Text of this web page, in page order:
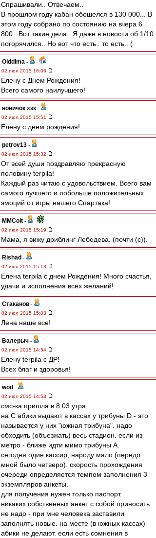
Спрашивали.. Отвечаем..
В прошлом году кабан обошелся в 130 000... В
этом году собрано по состоянию на вчера 6
800.. Вот такие дела.. Я даже в новости об 1/10
погорячился.. Но вот что есть.. то есть.. (
Olddima -
02 июл 2015 16:06
Елену с Днем Рождения!
Всего самого наилучшего!
новичок хзк -
02 июл 2015 15:51
Елену с днем рождения!
petrov13 -
02 июл 2015 15:32
От всей души поздравляю прекрасную
половину terpila!
Каждый раз читаю с удовольствием. Всего вам
самого лучшего и побольше положительных
эмоций от игры нашего Спартака!
MMColt -
02 июл 2015 15:19
Мама, я вижу дриблинг Лебедева. (почти (с)).
Rishad -
02 июл 2015 15:13
Елена terpila с днем Рождения! Много счастья,
удачи и исполнения всех желаний!
Cтаканов -
02 июл 2015 15:03
Лена наше все!
Валерыч -
02 июл 2015 14:54
Елену terpila с ДР!
Всех благ и здоровья!
wod -
02 июл 2015 14:53
смс-ка пришла в 8:03 утра.
на С абики выдают в кассах у трибуны D - это
называется у них "южная трибуна". надо
обходить (объезжать) весь стадион. если из
метро - ближе идти мимо трибуны А.
сегодня один кассир, народу мало (передо
мной было четверо). скорость прохождения
очереди определяется темпом заполнения 3
экземпляров анкеты.
для получения нужен только паспорт.
никаких собственных анкет с собой приносить
не надо - при мне человека заставили
заполнять новые. на месте (в южных кассах)
абики не делают. если есть сомнения в